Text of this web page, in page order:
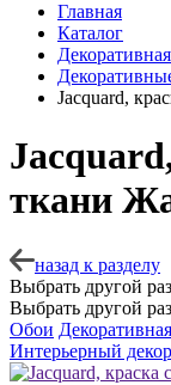
Главная
Каталог
Jacquard,
ткани
назад к разделу
Выбрать другой
Выбрать другой
Обои
Интерьерный декор